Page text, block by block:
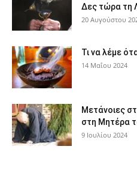
Δες τώρα τη
20 Αυγούστου
Τι να λέμε
14 Μαΐου 2024
Μετάνοιες
στη Μητέρα
9 Ιουλίου 2024